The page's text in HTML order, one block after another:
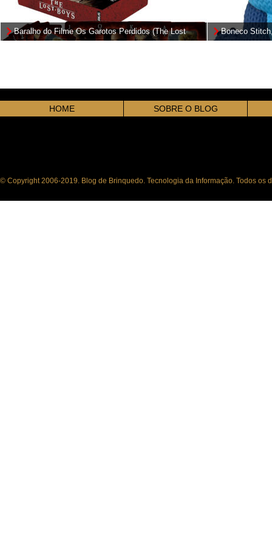
Baralho do Filme Os Garotos Perdidos (The Lost
Boys) de Joel Schumacher
Boneco
Handmade
HOME SOBRE O BLOG
© Copyright 2006-2019. Blog de Brinquedo. Tecnologia da Informação. Todos os